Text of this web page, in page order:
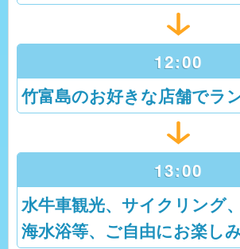
12:00
竹富島のお好きな店舗でラ
13:00
水牛車観光、サイクリング、
海水浴等、ご自由にお楽し